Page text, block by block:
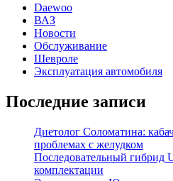
Daewoo
ВАЗ
Новости
Обслуживание
Шевроле
Эксплуатация автомобиля
Последние записи
Диетолог Соломатина:
проблемах с желудком
Последовательный гибрид
комплектации